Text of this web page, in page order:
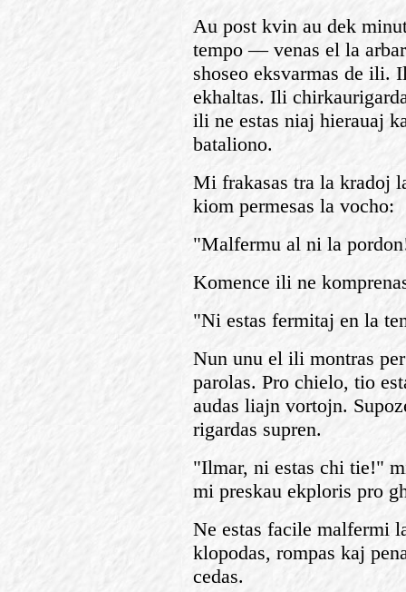
Au post kvin au dek
tempo — venas el la
shoseo eksvarmas de ili.
ekhaltas. Ili
ili ne estas niaj hierauaj
bataliono.
Mi frakasas tra la kradoj
kiom permesas la vocho:
"Malfermu al ni la
Komence ili ne
"Ni estas fermitaj en la
Nun unu el ili montras
parolas. Pro chielo, tio
audas liajn vortojn.
rigardas supren.
"Ilmar, ni estas chi tie!"
mi preskau ekploris pro
Ne estas facile malfermi
klopodas, rompas kaj
cedas.